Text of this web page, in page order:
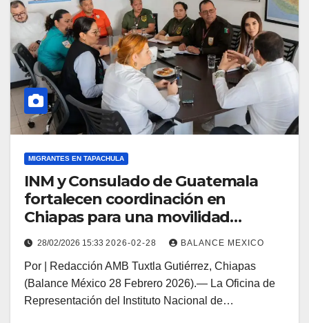
MIGRANTES EN TAPACHULA
INM y Consulado de Guatemala
fortalecen coordinación en
Chiapas para una movilidad
humana ordenada
28/02/2026 15:33 2026-02-28 BALANCE MEXICO
Por | Redacción AMB Tuxtla Gutiérrez, Chiapas
(Balance México 28 Febrero 2026).— La Oficina de
Representación del Instituto Nacional de…